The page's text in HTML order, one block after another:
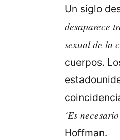
Un siglo
desaparece
sexual de la
cuerpos.
‘Es
Hoffman.